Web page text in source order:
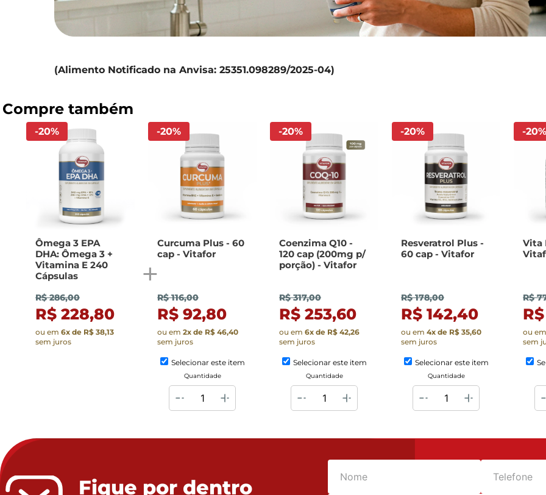
(Alimento Notificado na Anvisa: 25351.098289/2025-04)
-20%
Ômega 3 EPA
DHA: Ômega 3 +
Vitamina E 240
Cápsulas
R$ 286,00
R$ 228,80
ou em 6x de R$ 38,13
sem juros
-20%
Curcuma Plus - 60
cap - Vitafor
R$ 116,00
R$ 92,80
ou em 2x de R$ 46,40
sem juros
Selecionar este item
Quantidade
-20%
Coenzima Q10 -
120 cap (200mg p/
porção) - Vitafor
R$ 317,00
R$ 253,60
ou em 6x de R$ 42,26
sem juros
Selecionar este item
Quantidade
-20%
Resveratrol Plus -
60 cap - Vitafor
R$ 178,00
R$ 142,40
ou em 4x de R$ 35,60
sem juros
Selecionar este item
Quantidade
-20%
Vita
R$
ou
sem
Fique por dentro